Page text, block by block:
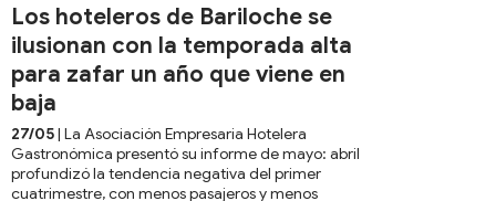
Los hoteleros de Bariloche se
ilusionan con la temporada alta
para zafar un año que viene en
baja
27/05| La Asociación Empresaria Hotelera
Gastronómica presentó su informe de mayo: abril
profundizó la tendencia negativa del primer
cuatrimestre, con menos pasajeros y menos